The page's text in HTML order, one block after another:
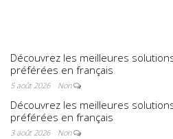
Découvrez les meilleures
préférées en français
5 août 2026 Non
Découvrez les meilleures
préférées en français
3 août 2026 Non